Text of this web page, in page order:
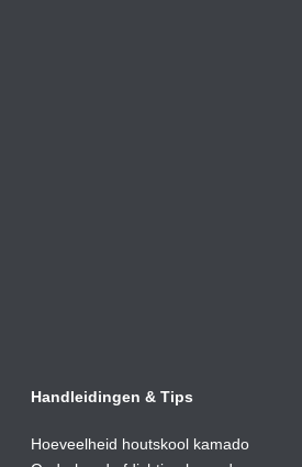
Handleidingen & Tips
Hoeveelheid houtskool kamado